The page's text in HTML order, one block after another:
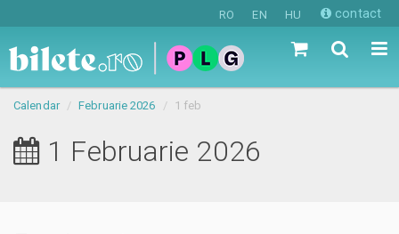
RO EN HU contact
Calendar Februarie 2026 1 feb
1 Februarie 2026